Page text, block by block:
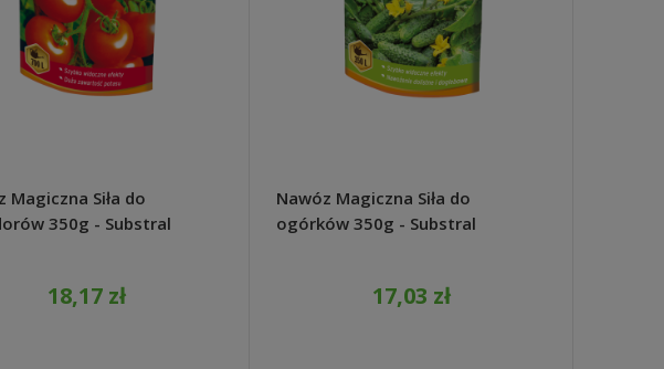
Magiczna Siła do
350g - Substral
18,17 zł
Nawóz Magiczna Siła do
ogórków 350g - Substral
17,03 zł